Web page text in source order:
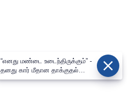
“எனது மண்டை உடைந்திருக்கும்” -
தனது கார் மீதான தாக்குதல்
குறித்து மம்தா அதிர்ச்சி